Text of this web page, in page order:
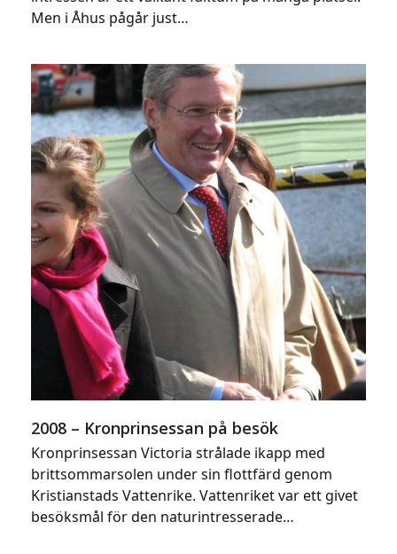
Men i Åhus pågår just…
2008 – Kronprinsessan på besök
Kronprinsessan Victoria strålade ikapp med
brittsommarsolen under sin flottfärd genom
Kristianstads Vattenrike. Vattenriket var ett givet
besöksmål för den naturintresserade…